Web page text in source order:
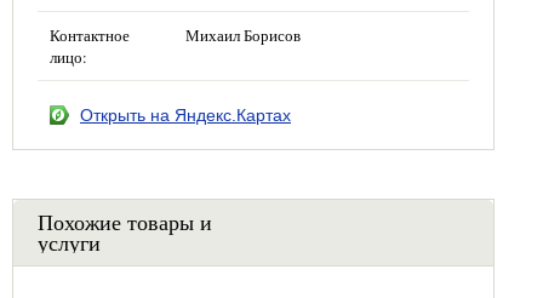
Контактное
лицо:
Михаил Борисов
Открыть на Яндекс.Картах
Похожие товары и
услуги